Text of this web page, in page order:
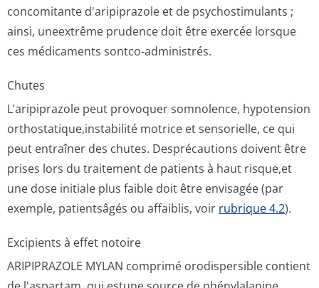
concomitante d'aripiprazole et de psychostimulants ;
ainsi, uneextrême prudence doit être exercée lorsque
ces médicaments sontco‑administrés.
Chutes
L’aripiprazole peut provoquer somnolence, hypotension
orthostatique,in­stabilité motrice et sensorielle, ce qui
peut entraîner des chutes. Desprécautions doivent être
prises lors du traitement de patients à haut risque,et
une dose initiale plus faible doit être envisagée (par
exemple, patientsâgés ou affaiblis, voir rubrique 4.2).
Excipients à effet notoire
ARIPIPRAZOLE MYLAN comprimé orodispersible contient